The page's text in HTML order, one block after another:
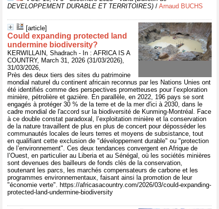
DEVELOPPEMENT DURABLE ET TERRITOIRES) / Arnaud BUCHS
[article]
Could expanding protected land
undermine biodiversity?
KERWILLAIN, Shadrach - In : AFRICA IS A
COUNTRY, March 31, 2026 (31/03/2026),
31/03/2026,
Près des deux tiers des sites du patrimoine
mondial naturel du continent africain reconnus par les Nations Unies ont
été identifiés comme des perspectives prometteuses pour l’exploration
minière, pétrolière et gazière. En parallèle, en 2022, 196 pays se sont
engagés à protéger 30 % de la terre et de la mer d'ici à 2030, dans le
cadre mondial de l'accord sur la biodiversité de Kunming-Montréal. Face
à ce double constat paradoxal, l’exploitation minière et la conservation
de la nature travaillent de plus en plus de concert pour déposséder les
communautés locales de leurs terres et moyens de subsistance, tout
en qualifiant cette exclusion de "développement durable" ou "protection
de l’environnement". Ces deux tendances convergent en Afrique de
l’Ouest, en particulier au Liberia et au Sénégal, où les sociétés minières
sont devenues des bailleurs de fonds clés de la conservation,
soutenant les parcs, les marchés compensateurs de carbone et les
programmes environnementaux, faisant ainsi la promotion de leur
"économie verte". https://africasacountry.com/2026/03/could-expanding-
protected-land-undermine-biodiversity